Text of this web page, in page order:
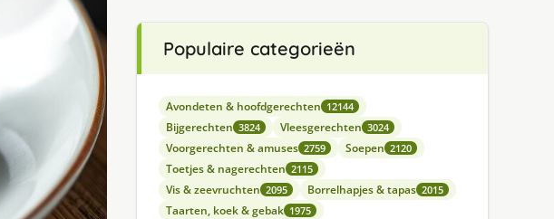
Populaire categorieën
Avondeten & hoofdgerechten 12144
Bijgerechten 3824 Vleesgerechten 3024
Voorgerechten & amuses 2759 Soepen 2120
Toetjes & nagerechten 2115
Vis & zeevruchten 2095 Borrelhapjes & tapas 2015
Taarten, koek & gebak 1975